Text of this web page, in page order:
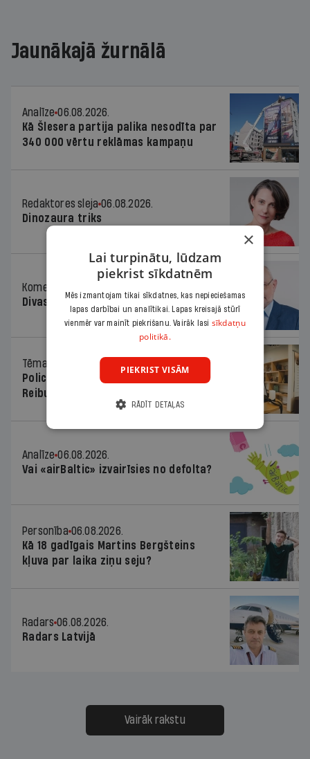
Jaunākajā žurnālā
Analīze 06.08.2026.
Kā Šlesera partija palika nesodīta par
340 000 vērtu reklāmas kampaņu
Redaktores sleja 06.08.2026.
Dinozaura triks
Komentārs
Divas koalīcijas
Tēma
06.08.2026.
Policists cietumā, skolotājs – kapos.
Reibuma cena Priekulē
Analīze 06.08.2026.
Vai «airBaltic» izvairīsies no defolta?
Personība 06.08.2026.
Kā 18 gadīgais Martins Bergšteins
kļuva par laika ziņu seju?
Radars 06.08.2026.
Radars Latvijā
Vairāk rakstu
×
Lai turpinātu, lūdzam
piekrist sīkdatnēm
Mēs izmantojam tikai sīkdatnes, kas nepieciešamas
lapas darbībai un analītikai. Lapas kreisajā stūrī
vienmēr var mainīt piekrišanu. Vairāk lasi sīkdatņu
politikā.
PIEKRIST VISĀM
RĀDĪT DETAĻAS